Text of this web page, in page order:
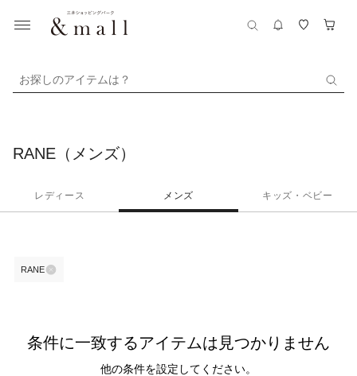
お探しのアイテムは？
RANE（メンズ）
レディース メンズ キッズ・ベビー
RANE
条件に一致するアイテムは見つかりません
他の条件を設定してください。